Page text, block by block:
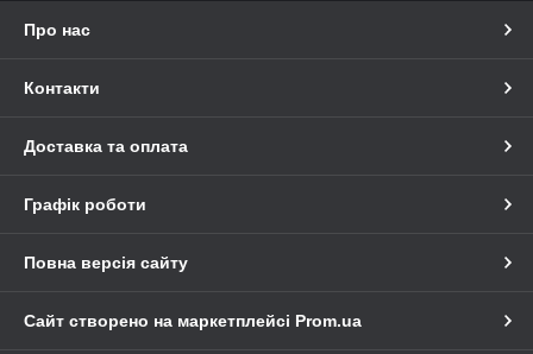
Про нас
Контакти
Доставка та оплата
Графік роботи
Повна версія сайту
Сайт створено на маркетплейсі Prom.ua